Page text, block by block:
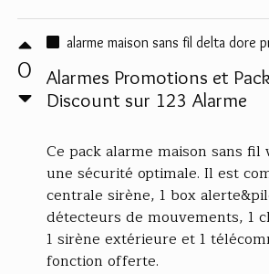
0
alarme maison sans fil delta dore
Alarmes Promotions et
Discount sur 123 Alarme
Ce pack alarme maison sans fil
une sécurité optimale. Il est
centrale sirène, 1 box
détecteurs de mouvements, 1
1 sirène extérieure et 1
fonction offerte.